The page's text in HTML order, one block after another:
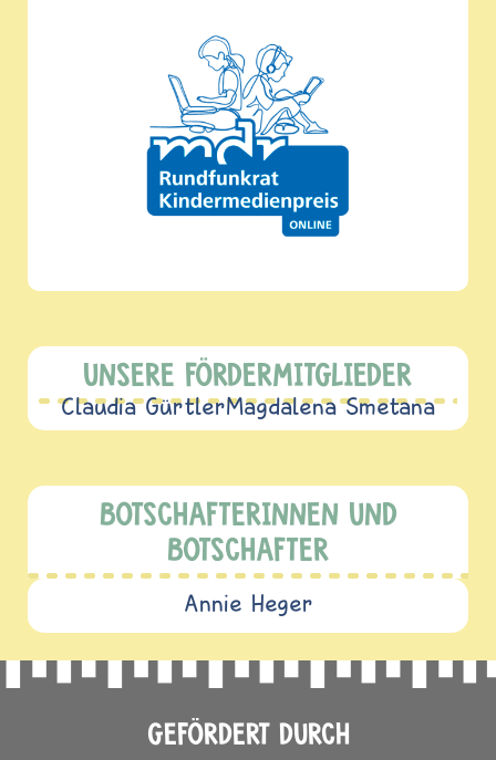
UNSERE FÖRDERMITGLIEDER
Claudia GürtlerMagdalena Smetana
BOTSCHAFTERINNEN UND
BOTSCHAFTER
Annie Heger
GEFÖRDERT DURCH